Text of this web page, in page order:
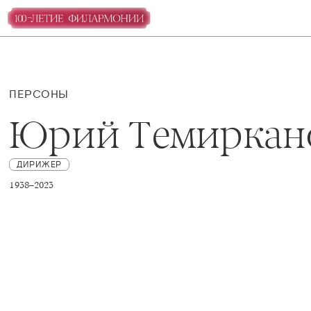
ПЕРСОНЫ
Юрий
ДИРИЖЕР
1938–2023